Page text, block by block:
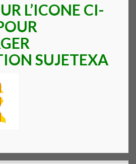
L’ICONE CI-
SUJETEXA